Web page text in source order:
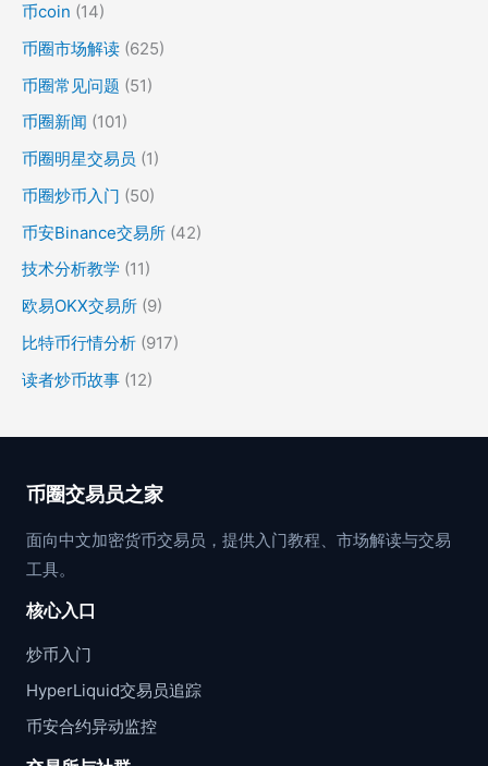
币coin (14)
币圈市场解读 (625)
币圈常见问题 (51)
币圈新闻 (101)
币圈明星交易员 (1)
币圈炒币入门 (50)
币安Binance交易所 (42)
技术分析教学 (11)
欧易OKX交易所 (9)
比特币行情分析 (917)
读者炒币故事 (12)
币圈交易员之家
面向中文加密货币交易员，提供入门教程、市场解读与交易
工具。
核心入口
炒币入门
HyperLiquid交易员追踪
币安合约异动监控